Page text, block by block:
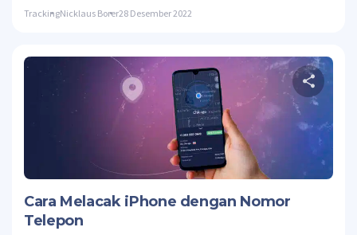
TrackingNicklaus Borer28 Desember 2022
Cara Melacak iPhone dengan Nomor
Telepon